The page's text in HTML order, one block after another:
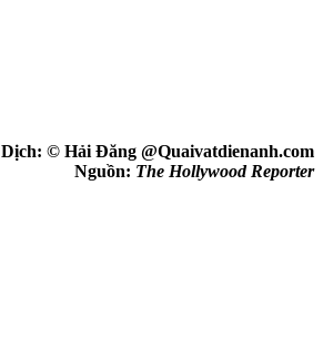
Dịch: © Hải Đăng @Quaivatdienanh.com
Nguồn: The Hollywood Reporter